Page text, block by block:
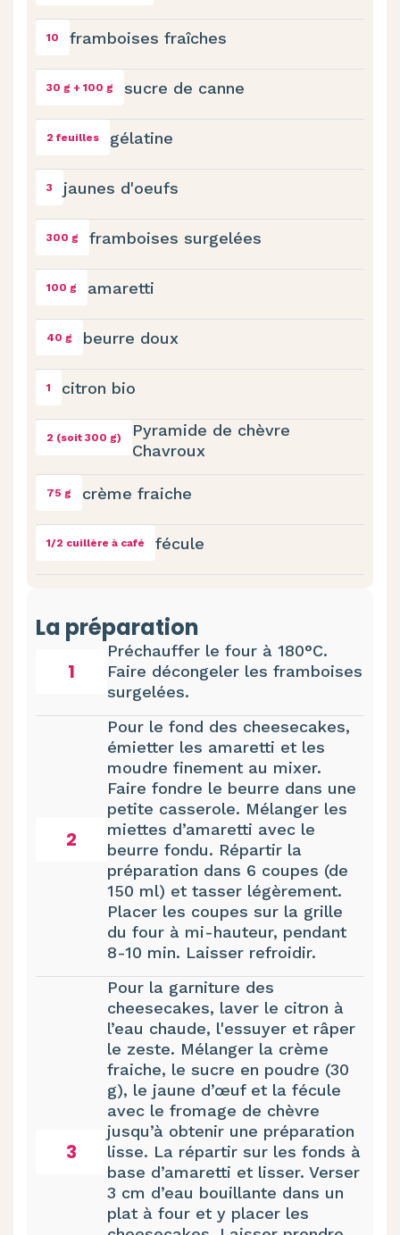
10 framboises fraîches
30 g + 100 g sucre de canne
2 feuilles gélatine
3 jaunes d'oeufs
300 g framboises surgelées
100 g amaretti
40 g beurre doux
1 citron bio
2 (soit 300 g)
Pyramide de chèvre
Chavroux
75 g crème fraiche
1/2 cuillère à café fécule
La préparation
1
Préchauffer le four à 180°C.
Faire décongeler les framboises
surgelées.
2
Pour le fond des cheesecakes,
émietter les amaretti et les
moudre finement au mixer.
Faire fondre le beurre dans une
petite casserole. Mélanger les
miettes d’amaretti avec le
beurre fondu. Répartir la
préparation dans 6 coupes (de
150 ml) et tasser légèrement.
Placer les coupes sur la grille
du four à mi-hauteur, pendant
8-10 min. Laisser refroidir.
3
Pour la garniture des
cheesecakes, laver le citron à
l’eau chaude, l'essuyer et râper
le zeste. Mélanger la crème
fraiche, le sucre en poudre (30
g), le jaune d’œuf et la fécule
avec le fromage de chèvre
jusqu’à obtenir une préparation
lisse. La répartir sur les fonds à
base d’amaretti et lisser. Verser
3 cm d’eau bouillante dans un
plat à four et y placer les